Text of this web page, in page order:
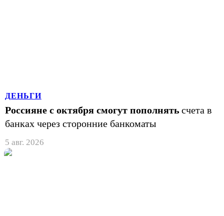
ДЕНЬГИ
Россияне с октября смогут пополнять счета в
банках через сторонние банкоматы
5 авг. 2026